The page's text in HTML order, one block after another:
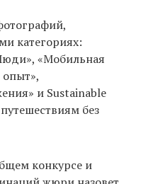
категориях:
«Мобильная
и Sustainable
без
конкурсе и